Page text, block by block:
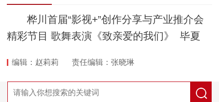
桦川首届“影视+”创作分享与产业推介会
精彩节目 歌舞表演《致亲爱的我们》 毕夏
编辑：赵莉莉 责任编辑：张晓琳